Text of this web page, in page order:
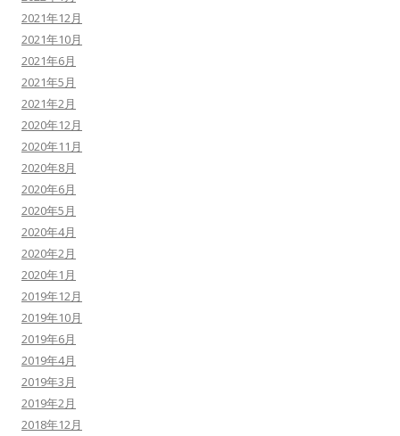
2021年12月
2021年10月
2021年6月
2021年5月
2021年2月
2020年12月
2020年11月
2020年8月
2020年6月
2020年5月
2020年4月
2020年2月
2020年1月
2019年12月
2019年10月
2019年6月
2019年4月
2019年3月
2019年2月
2018年12月